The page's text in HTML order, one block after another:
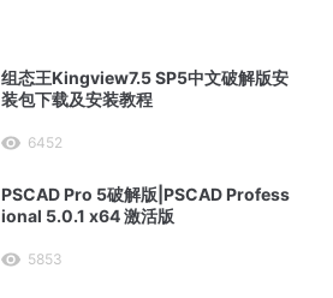
组态王Kingview7.5 SP5中文破解版安
装包下载及安装教程
6452
PSCAD Pro 5破解版|PSCAD Profess
ional 5.0.1 x64 激活版
5853